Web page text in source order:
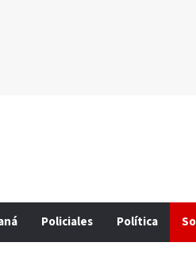
Policiales Política